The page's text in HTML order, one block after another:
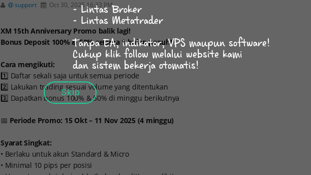
support Oct 30, 2025 16:33 PM
XM 15th Anniversary Promo balik lagi!
Bonus Deposit 100% & 50% selama 1 bulan penuh!
Cara mengikuti:
1️⃣ Daftar sekali saja untuk semua periode
2️⃣ Lakukan trading sesuai volume yang ditentukan
3️⃣ Dapatkan bonus 100% & 50% di minggu berikutnya
📅 Periode Promo: 15 Okt – 11 Nov 2025 (4 minggu)
Syarat Singkat:
• Berlaku untuk akun Standard & Micro
• Minimal 10 pips per posisi
Skip
- Lintas Broker
- Lintas Metatrader
Tanpa EA, indikator, VPS maupun software!
Cukup klik follow melalui website kami
dan sistem bekerja otomatis!